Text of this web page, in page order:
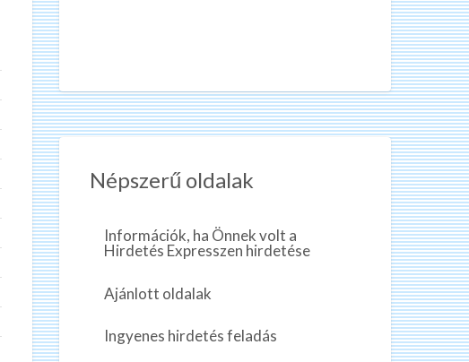
Népszerű oldalak
Információk, ha Önnek volt a
Hirdetés Expresszen hirdetése
Ajánlott oldalak
Ingyenes hirdetés feladás